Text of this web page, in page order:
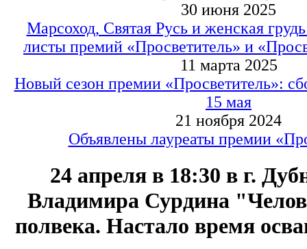
30 июня 2025
Марсоход, Святая Русь и женская
листы премий «Просветитель» и
11 марта 2025
Новый сезон премии «Просветитель»:
15 мая
21 ноября 2024
Объявлены лауреаты премии
24 апреля в 18:30 в г.
Владимира Сурдина
полвека. Настало время